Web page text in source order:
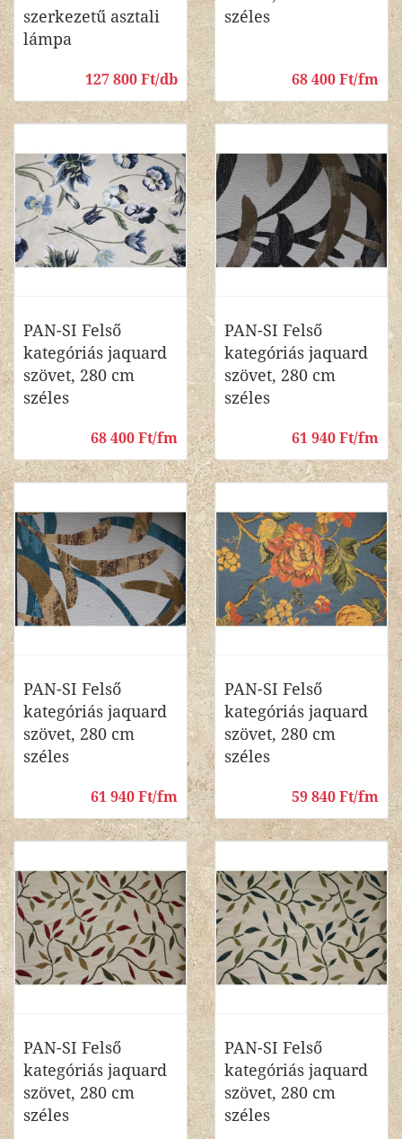
szerkezetű asztali
lámpa
127 800 Ft/db
széles
68 400 Ft/fm
PAN-SI Felső
kategóriás jaquard
szövet, 280 cm
széles
68 400 Ft/fm
PAN-SI Felső
kategóriás jaquard
szövet, 280 cm
széles
61 940 Ft/fm
PAN-SI Felső
kategóriás jaquard
szövet, 280 cm
széles
61 940 Ft/fm
PAN-SI Felső
kategóriás jaquard
szövet, 280 cm
széles
59 840 Ft/fm
PAN-SI Felső
kategóriás jaquard
szövet, 280 cm
széles
PAN-SI Felső
kategóriás jaquard
szövet, 280 cm
széles